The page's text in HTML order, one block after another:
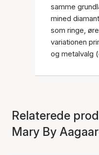
samme
mined
som ringe,
variationen
og metalvalg
Relaterede
Mary By